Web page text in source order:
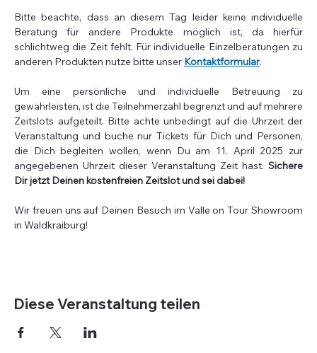
Bitte beachte, dass an diesem Tag leider keine individuelle
Beratung für andere Produkte möglich ist, da hierfür
schlichtweg die Zeit fehlt. Für individuelle Einzelberatungen zu
anderen Produkten nutze bitte unser Kontaktformular.
Um eine persönliche und individuelle Betreuung zu
gewährleisten, ist die Teilnehmerzahl begrenzt und auf mehrere
Zeitslots aufgeteilt. Bitte achte unbedingt auf die Uhrzeit der
Veranstaltung und buche nur Tickets für Dich und Personen,
die Dich begleiten wollen, wenn Du am 11. April 2025 zur
angegebenen Uhrzeit dieser Veranstaltung Zeit hast. Sichere
Dir jetzt Deinen kostenfreien Zeitslot und sei dabei!
Wir freuen uns auf Deinen Besuch im Valle on Tour Showroom
in Waldkraiburg!
Diese Veranstaltung teilen